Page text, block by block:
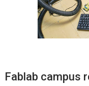
Fablab campus